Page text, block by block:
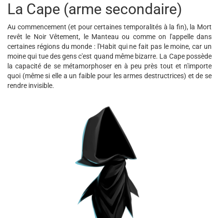
La Cape (arme secondaire)
Au commencement (et pour certaines temporalités à la fin), la Mort
revêt le Noir Vêtement, le Manteau ou comme on l'appelle dans
certaines régions du monde : l'Habit qui ne fait pas le moine, car un
moine qui tue des gens c'est quand même bizarre. La Cape possède
la capacité de se métamorphoser en à peu près tout et n'importe
quoi (même si elle a un faible pour les armes destructrices) et de se
rendre invisible.